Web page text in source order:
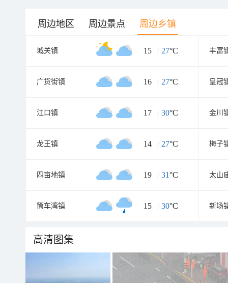
周边地区 周边景点 周边乡镇
城关镇 15 / 27°C 丰富
广货街镇 16 / 27°C 皇冠
江口镇 17 / 30°C 金川
龙王镇 14 / 27°C 梅子
四亩地镇 19 / 31°C 太山
筒车湾镇 15 / 30°C 新场
高清图集